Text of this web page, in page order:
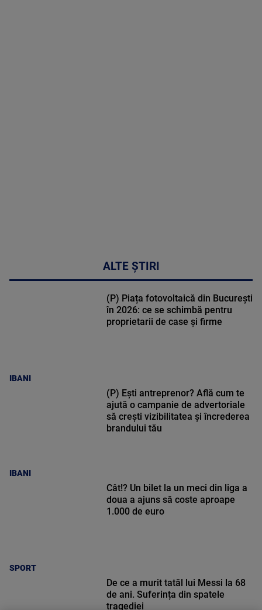
ALTE ȘTIRI
IBANI
(P) Piața fotovoltaică din București
în 2026: ce se schimbă pentru
proprietarii de case și firme
IBANI
(P) Ești antreprenor? Află cum te
ajută o campanie de advertoriale
să crești vizibilitatea și încrederea
brandului tău
SPORT
Cât!? Un bilet la un meci din liga a
doua a ajuns să coste aproape
1.000 de euro
De ce a murit tatăl lui Messi la 68
de ani. Suferința din spatele
tragediei